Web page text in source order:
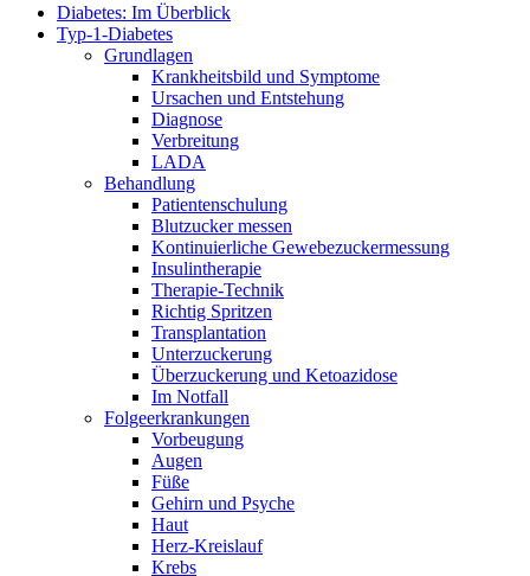
Diabetes: Im Überblick
Typ-1-Diabetes
Grundlagen
Krankheitsbild und Symptome
Ursachen und Entstehung
Diagnose
Verbreitung
LADA
Behandlung
Patientenschulung
Blutzucker messen
Kontinuierliche Gewebezuckermessung
Insulintherapie
Therapie-Technik
Richtig Spritzen
Transplantation
Unterzuckerung
Überzuckerung und Ketoazidose
Im Notfall
Folgeerkrankungen
Vorbeugung
Augen
Füße
Gehirn und Psyche
Haut
Herz-Kreislauf
Krebs